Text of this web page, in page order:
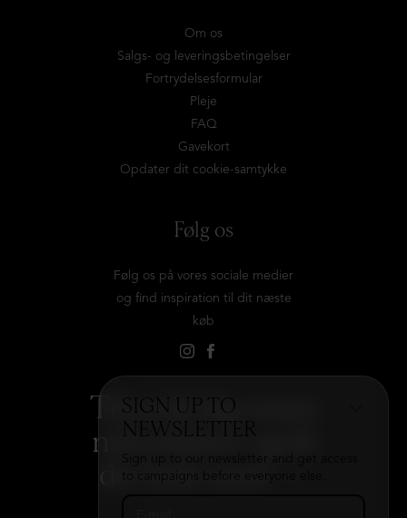
SIGN UP TO
Om os
Salgs- og leveringsbetingelser
Fortrydelsesformular
Pleje
FAQ
Gavekort
Opdater dit cookie-samtykke
Følg os
Følg os på vores sociale medier
og find inspiration til dit næste
køb
Tilmeld dig vores
nyhedsbrev og få